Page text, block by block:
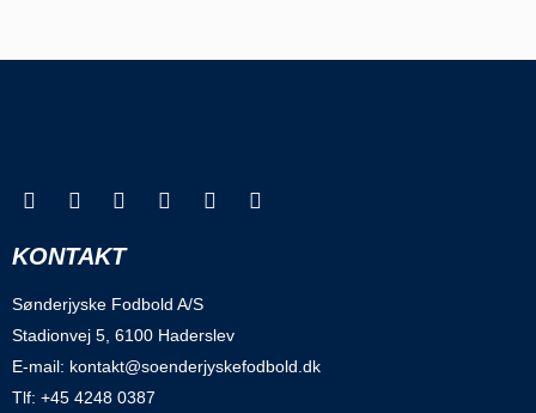
KONTAKT
Sønderjyske Fodbold A/S
Stadionvej 5, 6100 Haderslev
E-mail: kontakt@soenderjyskefodbold.dk
Tlf: +45 4248 0387